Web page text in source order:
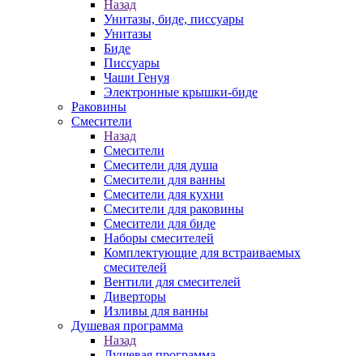
Назад
Унитазы, биде, писсуары
Унитазы
Биде
Писсуары
Чаши Генуя
Электронные крышки-биде
Раковины
Смесители
Назад
Смесители
Смесители для душа
Смесители для ванны
Смесители для кухни
Смесители для раковины
Смесители для биде
Наборы смесителей
Комплектующие для встраиваемых
смесителей
Вентили для смесителей
Диверторы
Изливы для ванны
Душевая программа
Назад